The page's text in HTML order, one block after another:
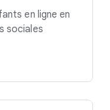
en ligne en
sociales